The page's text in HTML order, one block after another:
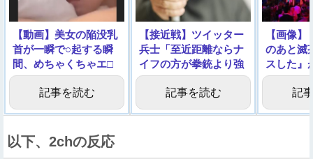
【動画】美女の陥没乳
首が一瞬で○起する瞬
間、めちゃくちゃエ□
い
記事を読む
【接近戦】ツイッター
兵士「至近距離ならナ
イフの方が拳銃より強
いんやでｗｗｗ」
記事を読む
【画像
のあと滅
スした
記
以下、2chの反応